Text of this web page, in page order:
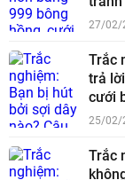
27/02/
Trắc
trả
cưới
25/02/
Trắc